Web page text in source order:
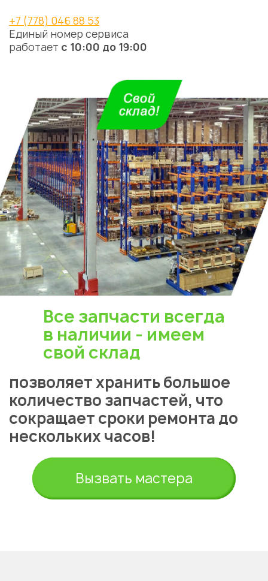
+7 (778) 046 88 53
Единый номер сервиса
работает с 10:00 до 19:00
Все запчасти всегда
в наличии - имеем
свой склад
позволяет хранить большое
количество запчастей, что
сокращает сроки ремонта до
нескольких часов!
Вызвать мастера